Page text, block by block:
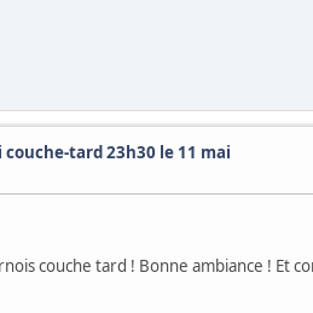
couche-tard 23h30 le 11 mai
couche tard ! Bonne ambiance ! Et